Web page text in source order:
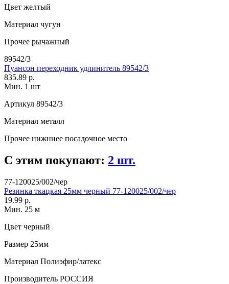
Цвет желтый
Материал чугун
Прочее рычажный
89542/3
Пуансон переходник удлинитель 89542/3
835.89 р.
Мин. 1 шт
Артикул 89542/3
Материал металл
Прочее нижниее посадочное место
С этим покупают: 2 шт.
77-120025/002/чер
Резинка ткацкая 25мм черный 77-120025/002/чер
19.99 р.
Мин. 25 м
Цвет черный
Размер 25мм
Материал Полиэфир/латекс
Производитель РОССИЯ